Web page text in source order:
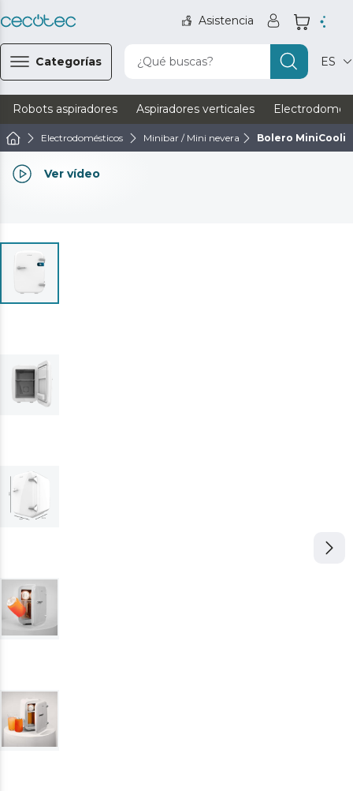
Asistencia
Categorías ¿Qué buscas? ES
Robots aspiradores Aspiradores verticales
Electrodomésticos Minibar / Mini nevera Bolero
Ver vídeo